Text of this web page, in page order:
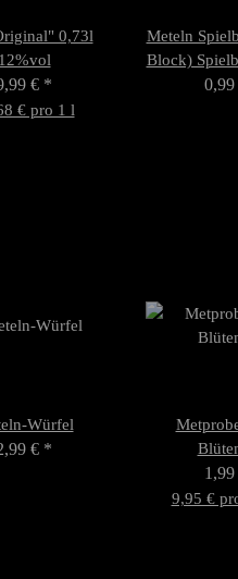
0,73l
12%vol
€ *
€ pro 1 l
Meteln
Block)
für 3
0,99
Würfel
€ *
1,99
9,95 €